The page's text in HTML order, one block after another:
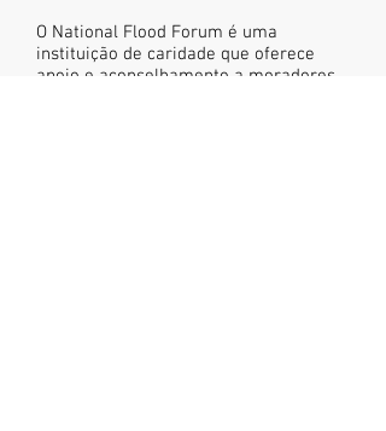
O National Flood Forum é uma
instituição de caridade que oferece
apoio e aconselhamento a moradores